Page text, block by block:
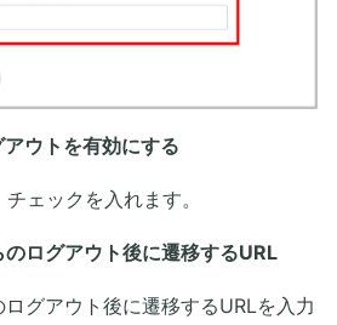
ウトを有効にする
ェックを入れます。
ログアウト後に遷移するURL
グアウト後に遷移するURLを入力